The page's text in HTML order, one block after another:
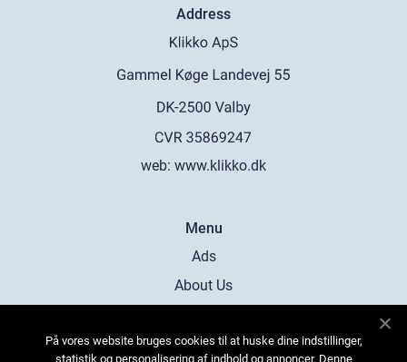
Address
web: www.klikko.dk
Menu
Ads
About Us
Contact
På vores website bruges cookies til at huske dine indstillinger,
statistik og personalisering af indhold og annoncer. Denne